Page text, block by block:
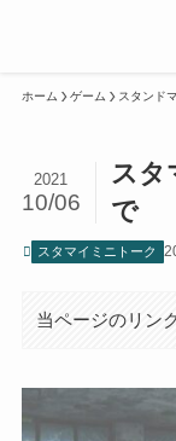
ホーム ゲーム スタンド
スタ
で
2021
10/06
スタマイミニトーク
当ページのリン